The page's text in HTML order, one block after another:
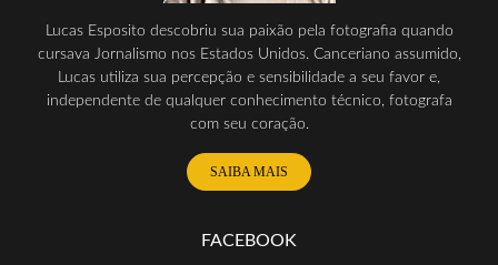
Lucas Esposito descobriu sua paixão pela fotografia quando
cursava Jornalismo nos Estados Unidos. Canceriano assumido,
Lucas utiliza sua percepção e sensibilidade a seu favor e,
independente de qualquer conhecimento técnico, fotografa
com seu coração.
SAIBA MAIS
FACEBOOK